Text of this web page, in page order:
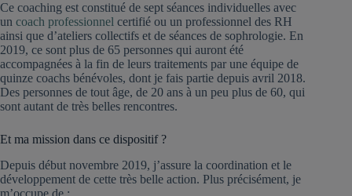
Ce coaching est constitué de sept séances individuelles avec
un coach professionnel certifié ou un professionnel des RH
ainsi que d’ateliers collectifs et de séances de sophrologie. En
2019, ce sont plus de 65 personnes qui auront été
accompagnées à la fin de leurs traitements par une équipe de
quinze coachs bénévoles, dont je fais partie depuis avril 2018.
Des personnes de tout âge, de 20 ans à un peu plus de 60, qui
sont autant de très belles rencontres.
Et ma mission dans ce dispositif ?
Depuis début novembre 2019, j’assure la coordination et le
développement de cette très belle action. Plus précisément, je
m’occupe de :